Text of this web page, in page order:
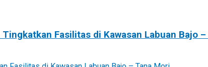
Fasilitas di Kawasan Labuan Bajo